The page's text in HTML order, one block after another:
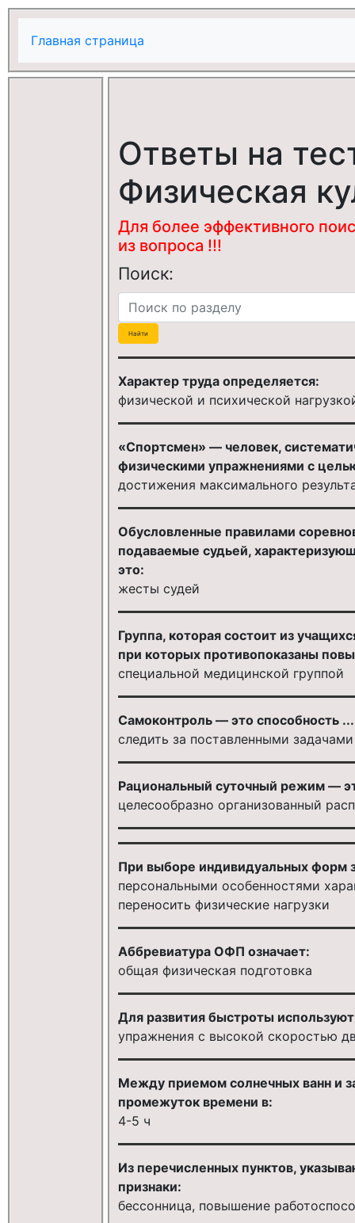
Главная страница
Ответы на
Физическая
Для более эффективного
из вопроса !!!
Поиск:
Характер труда определяется:
физической и психической
«Спортсмен» — человек,
физическими упражнениями с
достижения максимального
Обусловленные правилами
подаваемые судьей,
это:
жесты судей
Группа, которая состоит из
при которых противопоказаны
специальной медицинской группой
Самоконтроль — это способность ...
следить за поставленными задачами
Рациональный суточный режим —
целесообразно организованный
При выборе индивидуальных форм
персональными особенностями
переносить физические нагрузки
Аббревиатура ОФП означает:
общая физическая подготовка
Для развития быстроты
упражнения с высокой скоростью
Между приемом солнечных ванн и
промежуток времени в:
4-5 ч
Из перечисленных пунктов,
признаки:
бессонница, повышение